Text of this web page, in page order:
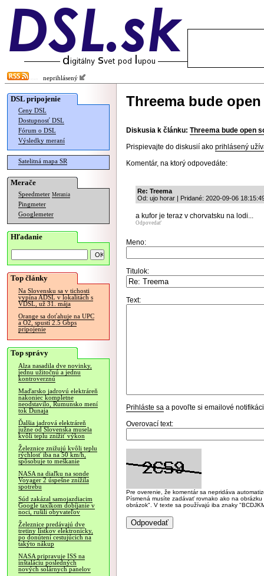
neprihlásený
DSL pripojenie
Ceny DSL
Dostupnosť DSL
Fórum o DSL
Výsledky meraní
Satelitná mapa SR
Merače
Speedmeter Merania
Pingmeter
Googlemeter
Hľadanie
Top články
Na Slovensku sa v tichosti
vypína ADSL v lokalitách s
VDSL, už 31. mája
Orange sa doťahuje na UPC
a O2, spustí 2.5 Gbps
pripojenie
Top správy
Alza nasadila dve novinky,
jednu užitočnú a jednu
kontroverznú
Maďarsko jadrovú elektráreň
nakoniec kompletne
neodstavilo, Rumunsko mení
tok Dunaja
Ďalšia jadrová elektráreň
južne od Slovenska musela
kvôli teplu znížiť výkon
Železnice znižujú kvôli teplu
rýchlosť iba na 50 km/h,
spôsobuje to meškanie
NASA na diaľku na sonde
Voyager 2 úspešne znížila
spotrebu
Súd zakázal samojazdiacim
Google taxíkom dobíjanie v
noci, rušili obyvateľov
Železnice predávajú dve
tretiny lístkov elektronicky,
po donútení cestujúcich na
takýto nákup
NASA pripravuje ISS na
inštaláciu posledných
nových solárnych panelov
Threema bude
Diskusia k článku: Threema bude open
Prispievajte do diskusií ako prihlásený
Komentár, na ktorý odpovedáte:
Re: Treema
Od: ujo horar | Pridané: 2020-09-06
a kufor je teraz v chorvatsku na lodi...
Odpovedať
Meno:
Titulok:
Text:
Prihláste sa a povoľte si emailové
Overovací text:
Pre overenie, že komentár sa nepridáva
Písmená musíte zadávať rovnako ako na
obrázok". V texte sa používajú iba znaky